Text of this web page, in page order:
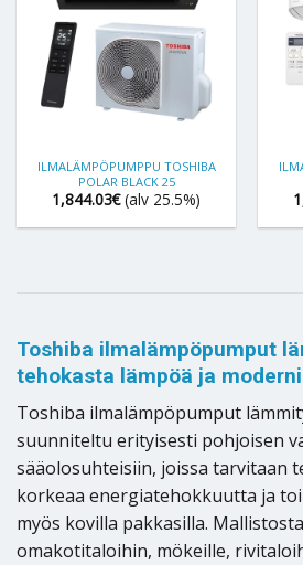
ILMALÄMPÖPUMPPU TOSHIBA
POLAR BLACK 25
1,844.03€ (alv 25.5%)
Toshiba ilmalämpöpumput
tehokasta lämpöä ja
Toshiba ilmalämpöpumput
suunniteltu erityisesti pohjoisen
sääolosuhteisiin, joissa tarvitaan
korkeaa energiatehokkuutta ja
myös kovilla pakkasilla.
omakotitaloihin, mökeille,